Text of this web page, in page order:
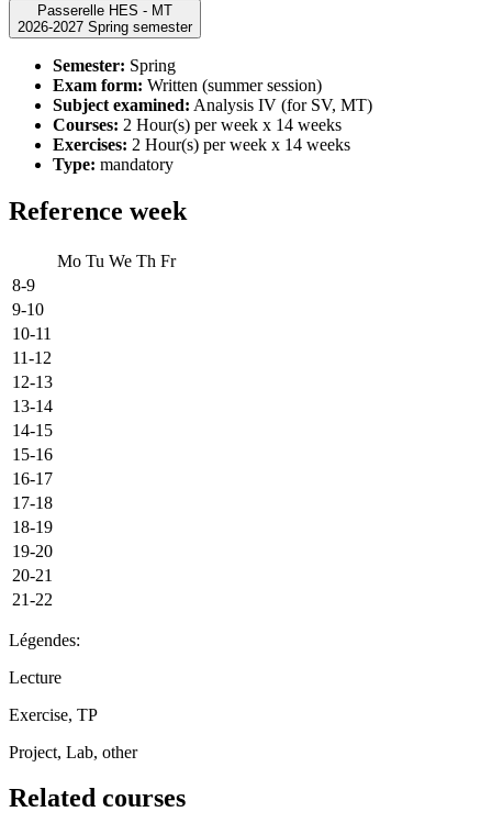
Passerelle HES - MT
2026-2027 Spring semester
Semester: Spring
Exam form: Written (summer session)
Subject examined: Analysis IV (for SV, MT)
Courses: 2 Hour(s) per week x 14 weeks
Exercises: 2 Hour(s) per week x 14 weeks
Type: mandatory
Reference week
Mo Tu We Th Fr
8-9
9-10
10-11
11-12
12-13
13-14
14-15
15-16
16-17
17-18
18-19
19-20
20-21
21-22
Légendes:
Lecture
Exercise, TP
Project, Lab, other
Related courses